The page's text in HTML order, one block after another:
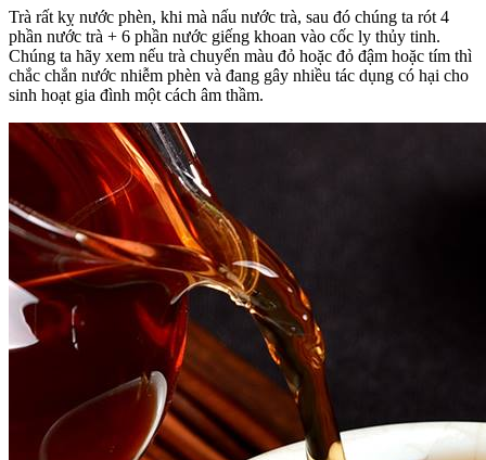
Trà rất kỵ nước phèn, khi mà nấu nước trà, sau đó chúng ta rót 4
phần nước trà + 6 phần nước giếng khoan vào cốc ly thủy tinh.
Chúng ta hãy xem nếu trà chuyển màu đỏ hoặc đỏ đậm hoặc tím thì
chắc chắn nước nhiễm phèn và đang gây nhiều tác dụng có hại cho
sinh hoạt gia đình một cách âm thầm.